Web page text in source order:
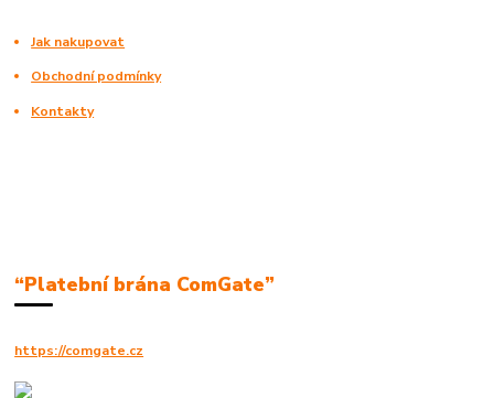
Jak nakupovat
Obchodní podmínky
Kontakty
“Platební brána ComGate”
https://comgate.cz